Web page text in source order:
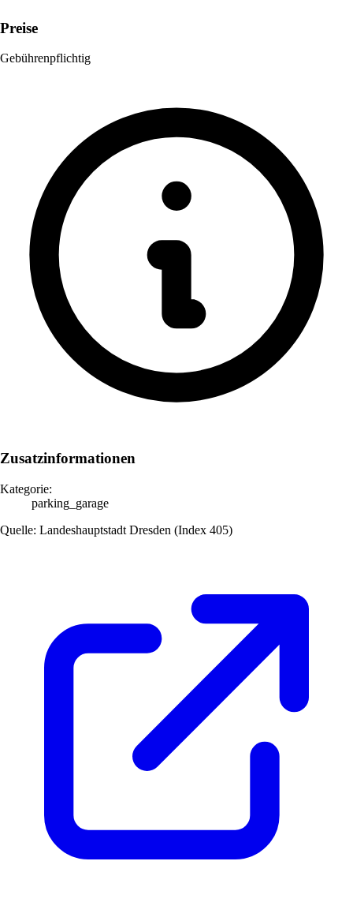
Preise
Gebührenpflichtig
Zusatzinformationen
Kategorie:
parking_garage
Quelle: Landeshauptstadt Dresden (Index 405)